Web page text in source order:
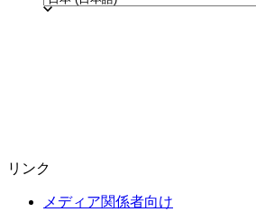
リンク
メディア関係者向け